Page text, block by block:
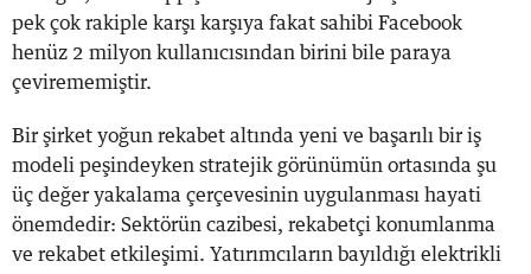
pek çok rakiple karşı karşıya fakat sahibi Facebook
henüz 2 milyon kullanıcısından birini bile paraya
çevirememiştir.
Bir şirket yoğun rekabet altında yeni ve başarılı bir iş
modeli peşindeyken stratejik görünümün ortasında şu
üç değer yakalama çerçevesinin uygulanması hayati
önemdedir: Sektörün cazibesi, rekabetçi konumlanma
ve rekabet etkileşimi. Yatırımcıların bayıldığı elektrikli